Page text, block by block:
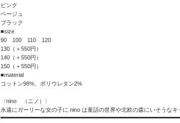
ピンク
ベージュ
ブラック
■size
90 100 110 120
130（＋550円）
140（＋550円）
150（＋550円）
■material
コットン98%、ポリウレタン2%
〈nino （ニノ）〉
永遠にガーリーな女の子に nino は童話の世界や北欧の森にいそうな